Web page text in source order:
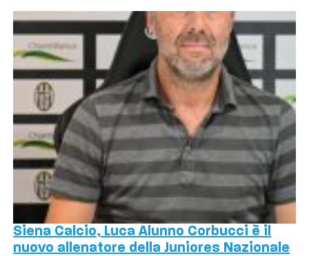
Siena Calcio, Luca Alunno Corbucci è il
nuovo allenatore della Juniores Nazionale